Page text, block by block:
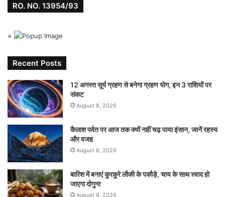
RO. NO. 13954/93
×
Recent Posts
12 अगस्त सूर्य ग्रहण से बनेगा ग्रहण योग, इन 3 राशियों पर
संकट
August 8, 2026
कैलाश पर्वत पर आज तक क्यों नहीं चढ़ पाया इंसान, जानें रहस्य
और वजह
August 8, 2026
बारिश में बनाएं कुरकुरे लौकी के पकौड़े, चाय के साथ स्वाद हो
जाएगा दोगुना
August 8, 2026